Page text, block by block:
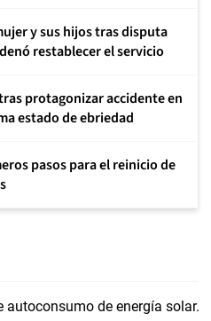
y sus hijos tras disputa
restablecer el servicio
protagonizar accidente en
estado de ebriedad
pasos para el reinicio de